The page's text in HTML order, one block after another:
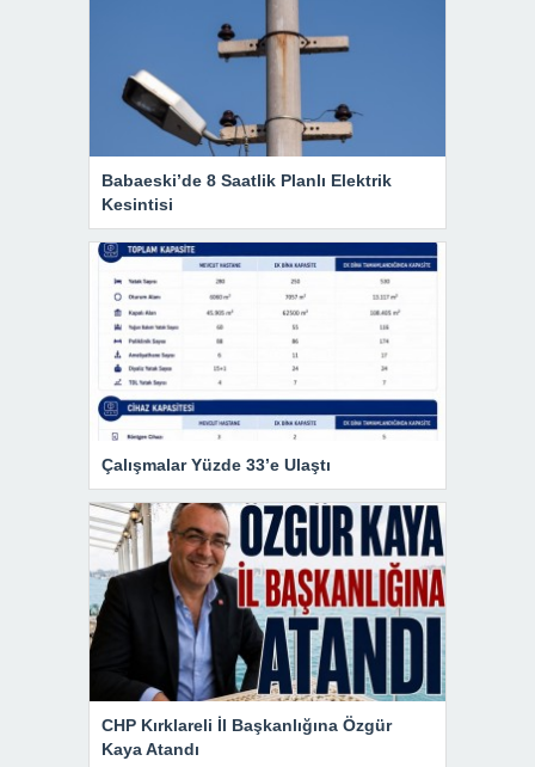
Babaeski’de 8 Saatlik Planlı Elektrik
Kesintisi
Çalışmalar Yüzde 33’e Ulaştı
CHP Kırklareli İl Başkanlığına Özgür
Kaya Atandı